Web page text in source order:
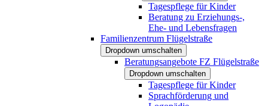
Tagespflege für Kinder
Beratung zu Erziehungs-,
Ehe- und Lebensfragen
Familienzentrum Flügelstraße
Dropdown umschalten
Beratungsangebote FZ Flügelstraße
Dropdown umschalten
Tagespflege für Kinder
Sprachförderung und